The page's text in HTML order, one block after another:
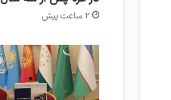
2 ساعت پیش